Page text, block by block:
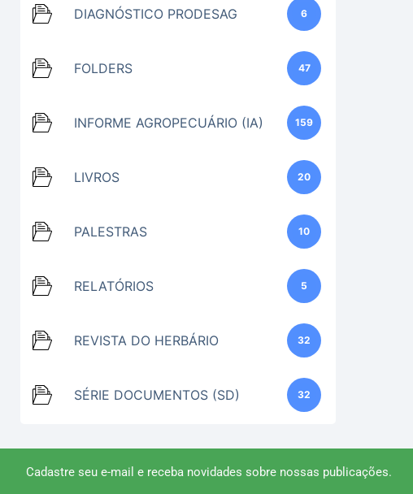
DIAGNÓSTICO PRODESAG 6
FOLDERS 47
INFORME AGROPECUÁRIO (IA) 159
LIVROS 20
PALESTRAS 10
RELATÓRIOS 5
REVISTA DO HERBÁRIO 32
SÉRIE DOCUMENTOS (SD) 32
Cadastre seu e-mail e receba novidades sobre nossas publicações.